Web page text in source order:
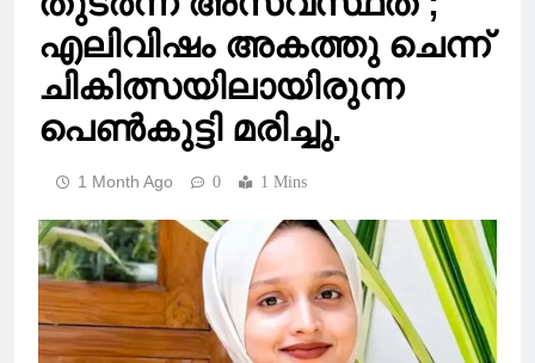
എലിവിഷം അകത്തു ചെന്ന്
ചികിത്സയിലായിരുന്ന
പെൺകുട്ടി മരിച്ചു.
1 Month Ago 0 1 Mins